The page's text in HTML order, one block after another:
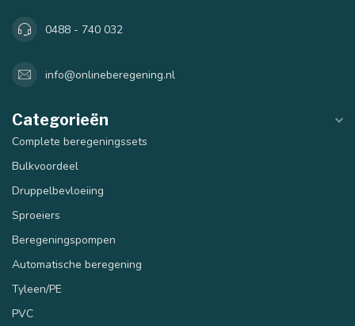
0488 - 740 032
info@onlineberegening.nl
Categorieën
Complete beregeningssets
Bulkvoordeel
Druppelbevloeiing
Sproeiers
Beregeningspompen
Automatische beregening
Tyleen/PE
PVC